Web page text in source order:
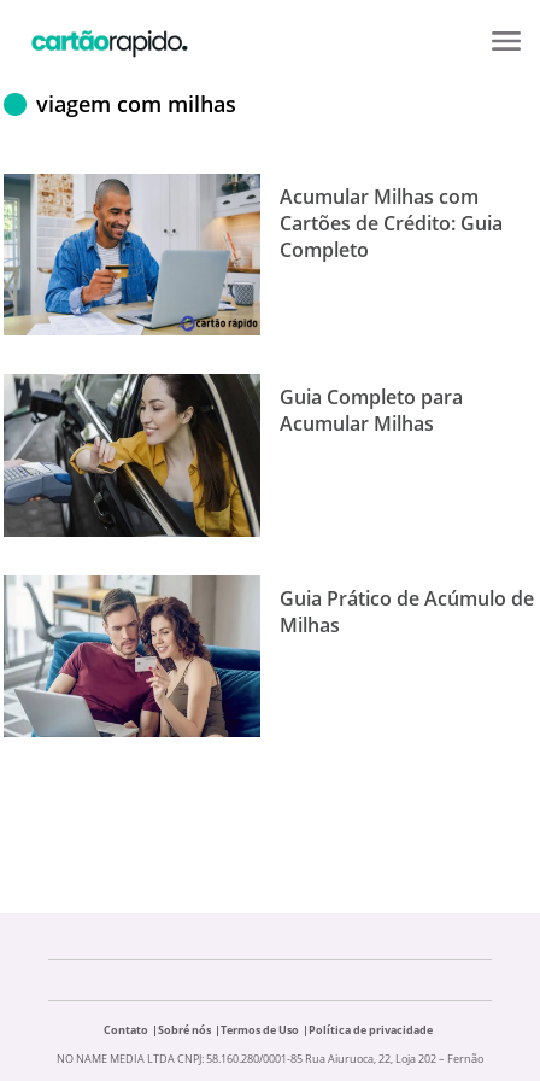
viagem com milhas
Acumular Milhas com
Cartões de Crédito: Guia
Completo
Guia Completo para
Acumular Milhas
Guia Prático de Acúmulo de
Milhas
Contato Sobré nós Termos de Uso
Política de privacidade
NO NAME MEDIA LTDA CNPJ: 58.160.280/0001-85 Rua Aiuruoca, 22, Loja 202 – Fernão